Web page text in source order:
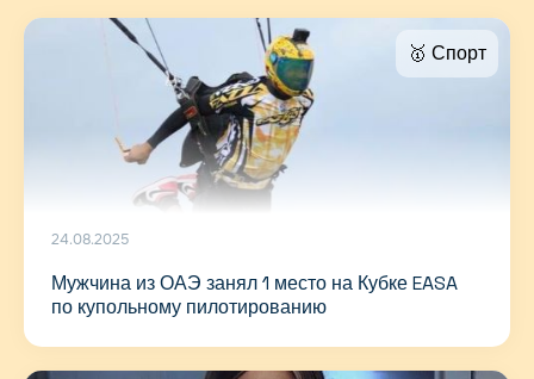
🥇 Спорт
24.08.2025
Мужчина из ОАЭ занял 1 место на Кубке EASA
по купольному пилотированию